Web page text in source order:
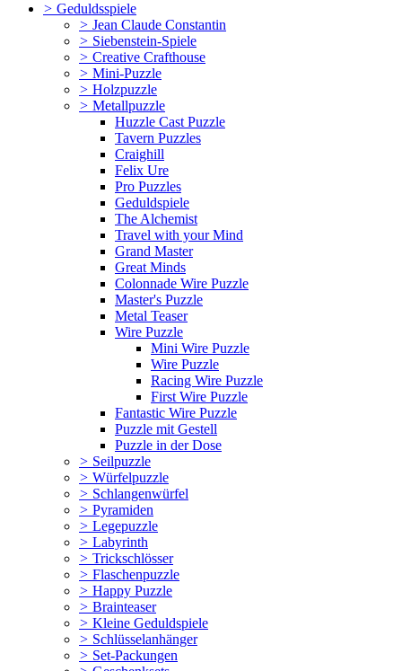
> Geduldsspiele
> Jean Claude Constantin
> Siebenstein-Spiele
> Creative Crafthouse
> Mini-Puzzle
> Holzpuzzle
> Metallpuzzle
Huzzle Cast Puzzle
Tavern Puzzles
Craighill
Felix Ure
Pro Puzzles
Geduldspiele
The Alchemist
Travel with your Mind
Grand Master
Great Minds
Colonnade Wire Puzzle
Master's Puzzle
Metal Teaser
Wire Puzzle
Mini Wire Puzzle
Wire Puzzle
Racing Wire Puzzle
First Wire Puzzle
Fantastic Wire Puzzle
Puzzle mit Gestell
Puzzle in der Dose
> Seilpuzzle
> Würfelpuzzle
> Schlangenwürfel
> Pyramiden
> Legepuzzle
> Labyrinth
> Trickschlösser
> Flaschenpuzzle
> Happy Puzzle
> Brainteaser
> Kleine Geduldspiele
> Schlüsselanhänger
> Set-Packungen